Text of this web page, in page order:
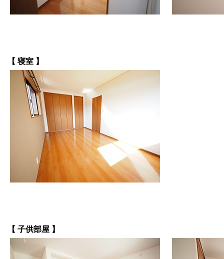
【 寝室 】
【 子供部屋 】